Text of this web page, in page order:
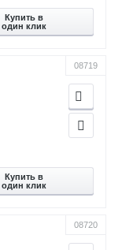
Купить в
один клик
08719
Купить в
один клик
08720